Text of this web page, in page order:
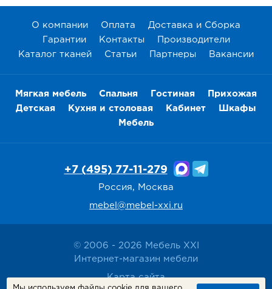
О компании Оплата
Доставка и Сборка
Гарантии
Контакты
Производители
Каталог тканей
Статьи Партнеры Вакансии
Мягкая мебель Спальня Гостиная
Прихожая
Детская
Кухня и столовая Кабинет
Шкафы
Мебель
© 2006 - 2026 Мебель XXI
Интернет-магазин мебели
Карта сайта
+7 (495) 77-11-279
Россия, Москва
mebel@mebel-xxi.ru